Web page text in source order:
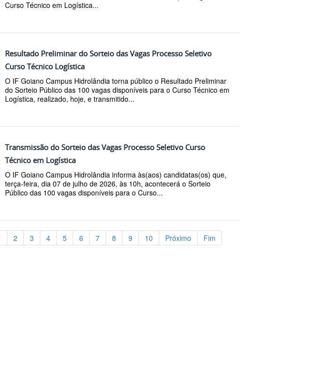
Curso Técnico em Logística...
Resultado Preliminar do Sorteio das Vagas Processo Seletivo
Curso Técnico Logística
O IF Goiano Campus Hidrolândia torna público o Resultado Preliminar
do Sorteio Público das 100 vagas disponíveis para o Curso Técnico em
Logística, realizado, hoje, e transmitido...
Transmissão do Sorteio das Vagas Processo Seletivo Curso
Técnico em Logística
O IF Goiano Campus Hidrolândia informa às(aos) candidatas(os) que,
terça-feira, dia 07 de julho de 2026, às 10h, acontecerá o Sorteio
Público das 100 vagas disponíveis para o Curso...
2 3 4 5 6 7 8 9 10 Próximo Fim